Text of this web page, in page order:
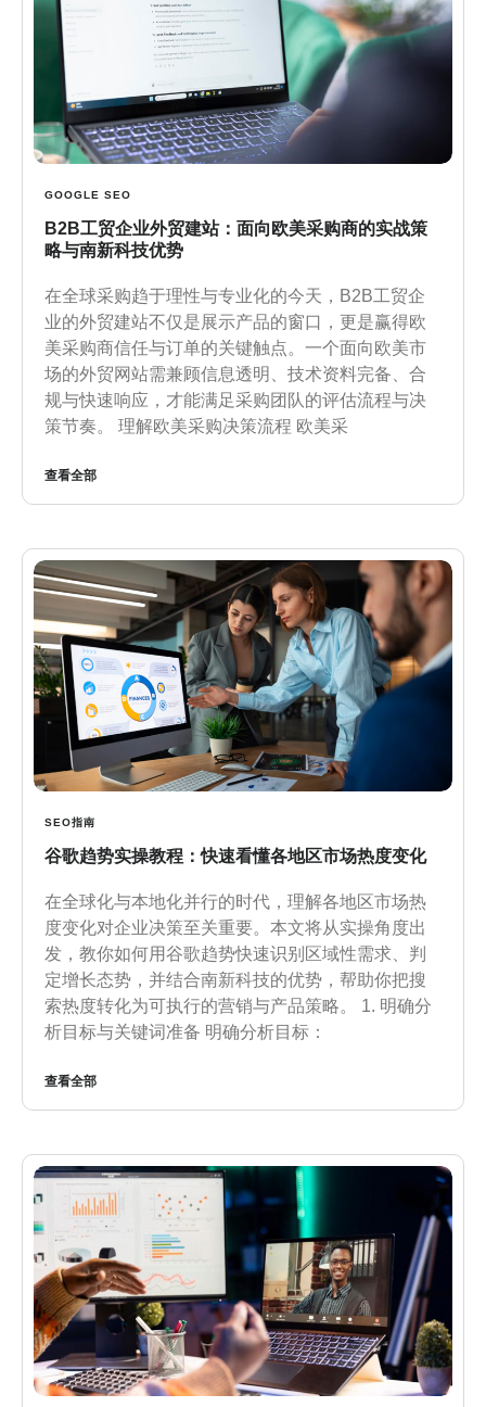
GOOGLE SEO
B2B工贸企业外贸建站：面向欧美采购商的实战策
略与南新科技优势
在全球采购趋于理性与专业化的今天，B2B工贸企
业的外贸建站不仅是展示产品的窗口，更是赢得欧
美采购商信任与订单的关键触点。一个面向欧美市
场的外贸网站需兼顾信息透明、技术资料完备、合
规与快速响应，才能满足采购团队的评估流程与决
策节奏。 理解欧美采购决策流程 欧美采
查看全部
SEO指南
谷歌趋势实操教程：快速看懂各地区市场热度变化
在全球化与本地化并行的时代，理解各地区市场热
度变化对企业决策至关重要。本文将从实操角度出
发，教你如何用谷歌趋势快速识别区域性需求、判
定增长态势，并结合南新科技的优势，帮助你把搜
索热度转化为可执行的营销与产品策略。 1. 明确分
析目标与关键词准备 明确分析目标：
查看全部